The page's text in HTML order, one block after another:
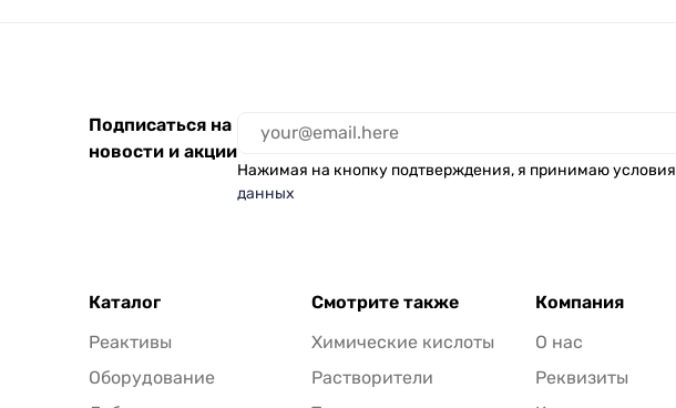
Подписаться на
новости и акции
Нажимая на кнопку подтверждения, я принимаю условия
данных
Каталог
Реактивы
Оборудование
Смотрите также
Химические кислоты
Растворители
Компания
О нас
Реквизиты